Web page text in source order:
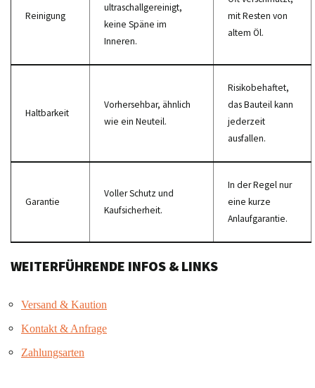
Reinigung
ultraschallgereinigt,
keine Späne im
Inneren.
mit Resten von
altem Öl.
Haltbarkeit
Vorhersehbar, ähnlich
wie ein Neuteil.
Risikobehaftet,
das Bauteil kann
jederzeit
ausfallen.
Garantie
Voller Schutz und
Kaufsicherheit.
In der Regel nur
eine kurze
Anlaufgarantie.
WEITERFÜHRENDE INFOS & LINKS
Versand & Kaution
Kontakt & Anfrage
Zahlungsarten